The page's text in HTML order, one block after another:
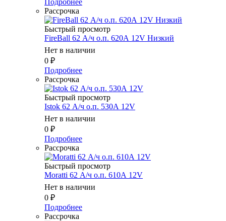
Рассрочка
Быстрый просмотр
FireBall 62 А/ч о.п. 620А 12V Низкий
Нет в наличии
0 ₽
Подробнее
Рассрочка
Быстрый просмотр
Istok 62 А/ч о.п. 530А 12V
Нет в наличии
0 ₽
Подробнее
Рассрочка
Быстрый просмотр
Moratti 62 А/ч о.п. 610А 12V
Нет в наличии
0 ₽
Подробнее
Рассрочка